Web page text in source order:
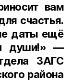
вам
счастья.
даты ещё
души!» —
ЗАГС
района